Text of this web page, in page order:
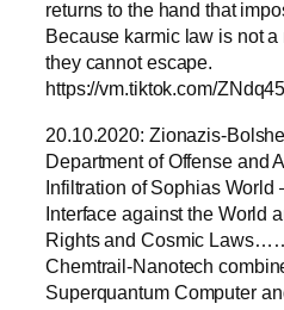
returns to the hand that
Because karmic law is not
they cannot escape.
https://vm.tiktok.com/
20.10.2020: Zionazis-
Department of Offense and
Infiltration of Sophias World
Interface against the World
Rights and Cosmic
Chemtrail-Nanotech
Superquantum Computer